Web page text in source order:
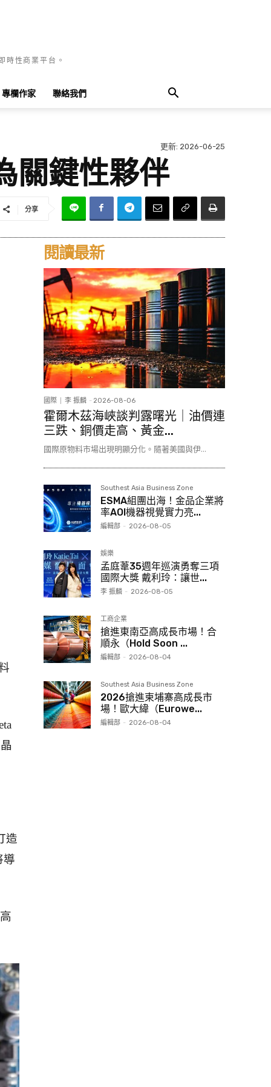
時性商業平台。
專欄作家 聯絡我們
更新: 2026-06-25
關鍵性夥伴
分享
造
導
閱讀最新
國際 李 振麟 - 2026-08-06
霍爾木茲海峽談判露曙光｜油價連
三跌、銅價走高、黃金...
國際原物料市場出現明顯分化。隨著美國與伊...
Southest Asia Business Zone
ESMA組團出海！金品企業將
率AOI機器視覺實力亮...
編輯部 - 2026-08-05
娛樂
孟庭葦35週年巡演勇奪三項
國際大獎 戴利玲：讓世...
李 振麟 - 2026-08-05
工商企業
搶進東南亞高成長市場！合
順永（Hold Soon ...
編輯部 - 2026-08-04
Southest Asia Business Zone
2026搶進柬埔寨高成長市
場！歐大緯（Eurowe...
編輯部 - 2026-08-04